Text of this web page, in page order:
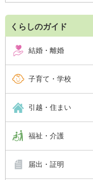
くらしのガイド
結婚・離婚
子育て・学校
引越・住まい
福祉・介護
届出・証明